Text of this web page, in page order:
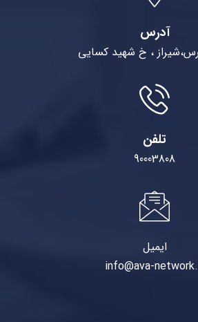
آدرس
، خ شهید کسایی
تلفن
90003808
ایمیل
info@ava-